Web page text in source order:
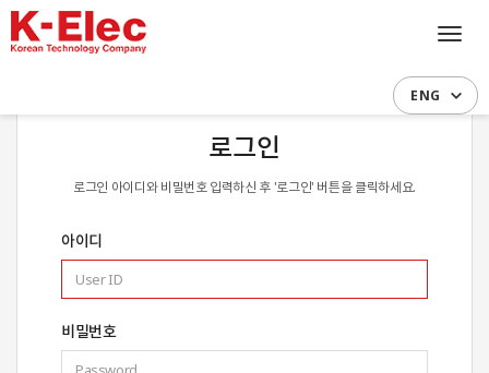
ENG
로그인
로그인 아이디와 비밀번호 입력하신 후 '로그인' 버튼을 클릭하세요.
아이디
비밀번호